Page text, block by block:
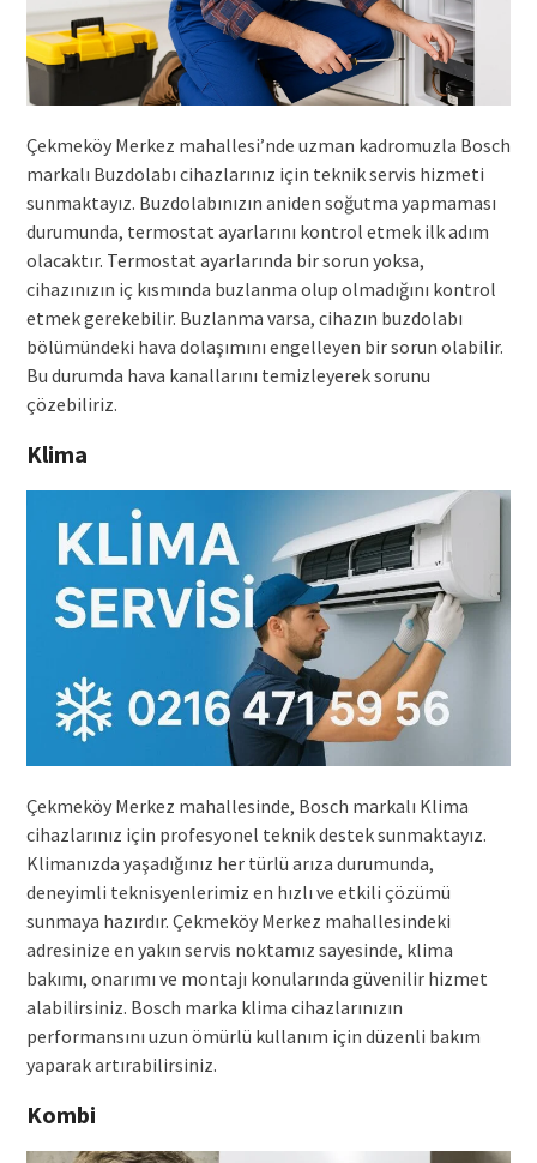
Çekmeköy Merkez mahallesi’nde uzman kadromuzla Bosch
markalı Buzdolabı cihazlarınız için teknik servis hizmeti
sunmaktayız. Buzdolabınızın aniden soğutma yapmaması
durumunda, termostat ayarlarını kontrol etmek ilk adım
olacaktır. Termostat ayarlarında bir sorun yoksa,
cihazınızın iç kısmında buzlanma olup olmadığını kontrol
etmek gerekebilir. Buzlanma varsa, cihazın buzdolabı
bölümündeki hava dolaşımını engelleyen bir sorun olabilir.
Bu durumda hava kanallarını temizleyerek sorunu
çözebiliriz.
Klima
Çekmeköy Merkez mahallesinde, Bosch markalı Klima
cihazlarınız için profesyonel teknik destek sunmaktayız.
Klimanızda yaşadığınız her türlü arıza durumunda,
deneyimli teknisyenlerimiz en hızlı ve etkili çözümü
sunmaya hazırdır. Çekmeköy Merkez mahallesindeki
adresinize en yakın servis noktamız sayesinde, klima
bakımı, onarımı ve montajı konularında güvenilir hizmet
alabilirsiniz. Bosch marka klima cihazlarınızın
performansını uzun ömürlü kullanım için düzenli bakım
yaparak artırabilirsiniz.
Kombi